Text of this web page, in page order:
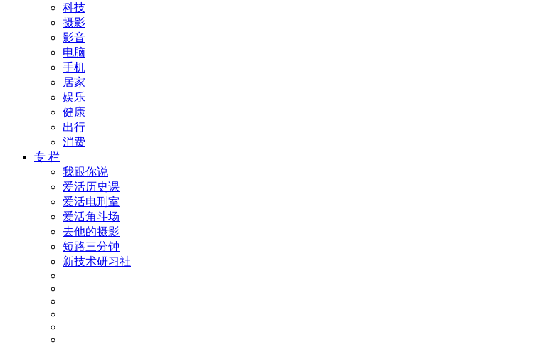
科技
摄影
影音
电脑
手机
居家
娱乐
健康
出行
消费
专 栏
我跟你说
爱活历史课
爱活电刑室
爱活角斗场
去他的摄影
短路三分钟
新技术研习社